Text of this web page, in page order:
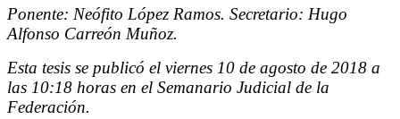
Ponente: Neófito López Ramos. Secretario: Hugo
Alfonso Carreón Muñoz.
Esta tesis se publicó el viernes 10 de agosto de 2018 a
las 10:18 horas en el Semanario Judicial de la
Federación.